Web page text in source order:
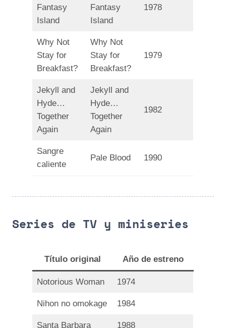
Fantasy
Island
Fantasy
Island
1978
Why Not
Stay for
Breakfast?
Why Not
Stay for
Breakfast?
1979
Jekyll and
Hyde…
Together
Again
Jekyll and
Hyde…
Together
Again
1982
Sangre
caliente
Pale Blood 1990
Series de TV y miniseries
Título original Año de estreno
Notorious Woman 1974
Nihon no omokage 1984
Santa Barbara 1988